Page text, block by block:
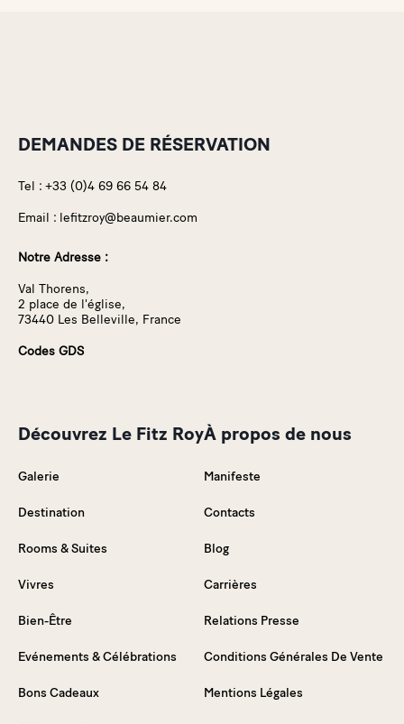
DEMANDES DE RÉSERVATION
Tel : +33 (0)4 69 66 54 84
Email : lefitzroy@beaumier.com
Notre Adresse :
Val Thorens,
2 place de l'église,
73440 Les Belleville, France
Codes GDS
Découvrez Le Fitz Roy
Galerie
Destination
Rooms & Suites
Vivres
Bien-Être
Evénements & Célébrations
Bons Cadeaux
À propos de nous
Manifeste
Contacts
Blog
Carrières
Relations Presse
Conditions Générales De Vente
Mentions Légales